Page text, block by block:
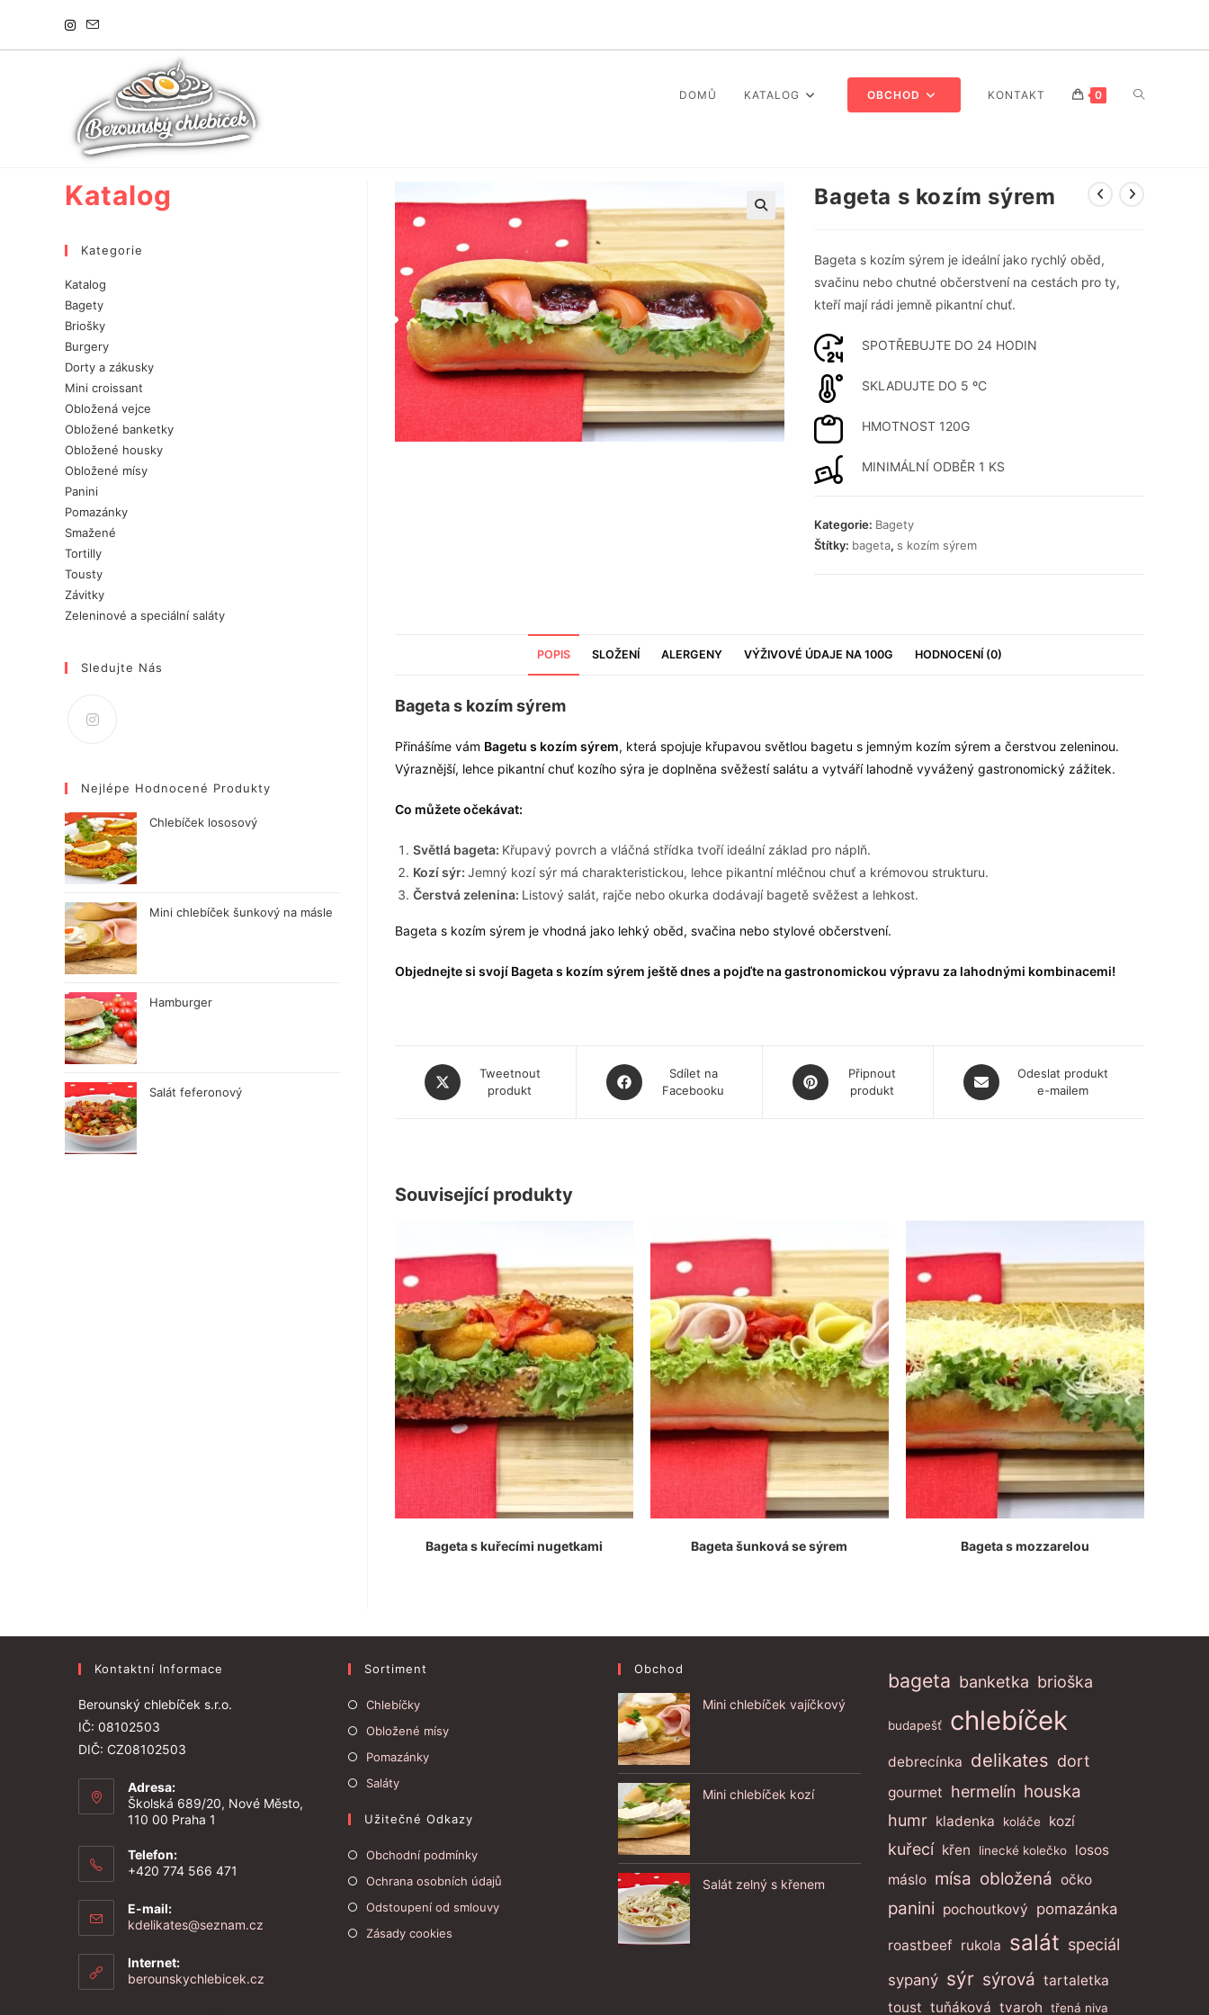
obsahu
DOMŮ KATALOG OBCHOD KONTAKT 0 PŘEPNOUT
Bageta s kozím sýrem
Bageta s kozím sýrem je ideální jako rychlý oběd,
svačinu nebo chutné občerstvení na cestách pro ty,
kteří mají rádi jemně pikantní chuť.
SPOTŘEBUJTE DO 24 HODIN
SKLADUJTE DO 5 ºC
HMOTNOST 120G
MINIMÁLNÍ ODBĚR 1 KS
Kategorie: Bagety
Štítky: bageta, s kozím sýrem
POPIS SLOŽENÍ ALERGENY VÝŽIVOVÉ ÚDAJE NA 100G HODNOCENÍ (0)
Bageta s kozím sýrem
Přinášíme vám Bagetu s kozím sýrem, která spojuje křupavou světlou bagetu s jemným kozím sýrem a čerstvou zeleninou.
Výraznější, lehce pikantní chuť kozího sýra je doplněna svěžestí salátu a vytváří lahodně vyvážený gastronomický zážitek.
Co můžete očekávat:
Světlá bageta: Křupavý povrch a vláčná střídka tvoří ideální základ pro náplň.
Kozí sýr: Jemný kozí sýr má charakteristickou, lehce pikantní mléčnou chuť a krémovou strukturu.
Čerstvá zelenina: Listový salát, rajče nebo okurka dodávají bagetě svěžest a lehkost.
Bageta s kozím sýrem je vhodná jako lehký oběd, svačina nebo stylové občerstvení.
Objednejte si svojí Bageta s kozím sýrem ještě dnes a pojďte na gastronomickou výpravu za lahodnými kombinacemi!
Opens
in
Tweetnout
produkt
Opens
in
Sdílet na
Facebooku
Opens
in
Připnout
produkt
Opens
in
Odeslat produkt
e-mailem
Související produkty
Bageta s kuřecími nugetkami Bageta šunková se sýrem Bageta s mozzarelou
Katalog
Kategorie
Katalog
Bagety
Briošky
Burgery
Dorty a zákusky
Mini croissant
Obložená vejce
Obložené banketky
Obložené housky
Obložené mísy
Panini
Pomazánky
Smažené
Tortilly
Tousty
Závitky
Zeleninové a speciální saláty
Sledujte Nás
Nejlépe Hodnocené Produkty
Chlebíček lososový
Mini chlebíček šunkový na másle
Hamburger
Salát feferonový
Kontaktní Informace
Berounský chlebíček s.r.o.
IČ: 08102503
DIČ: CZ08102503
Adresa:
Školská 689/20, Nové Město,
110 00 Praha 1
Telefon:
+420 774 566 471
E-mail:
kdelikates@seznam.cz
Internet:
berounskychlebicek.cz
Sortiment
Chlebíčky
Obložené mísy
Pomazánky
Saláty
Užitečné Odkazy
Obchodní podmínky
Ochrana osobních údajů
Odstoupení od smlouvy
Zásady cookies
Obchod
Mini chlebíček vajíčkový
Mini chlebíček kozí
Salát zelný s křenem
bageta banketka brioška
budapešť chlebíček
debrecínka delikates dort
gourmet hermelín houska
humr kladenka koláče kozí
kuřecí křen linecké kolečko
losos
máslo mísa obložená očko
panini pochoutkový pomazánka
roastbeef rukola salát speciál
sypaný sýr sýrová tartaletka
toust tuňáková tvaroh třená niva